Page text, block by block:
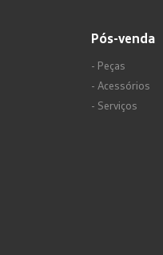
Pós-venda
- Peças
- Acessórios
- Serviços